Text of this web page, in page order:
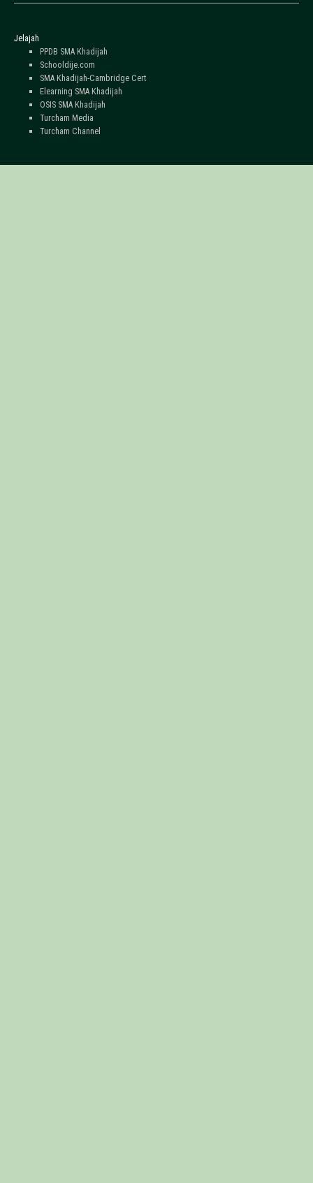
Jelajah
PPDB SMA Khadijah
Schooldije.com
SMA Khadijah-Cambridge Cert
Elearning SMA Khadijah
OSIS SMA Khadijah
Turcham Media
Turcham Channel